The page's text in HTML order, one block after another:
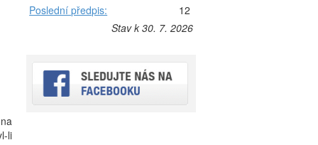
li
Poslední předpis:
12
Stav k 30. 7. 2026